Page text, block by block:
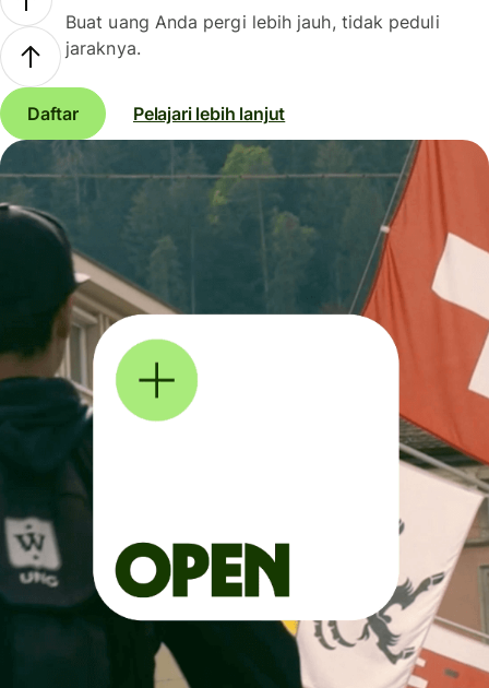
Buat uang Anda pergi lebih jauh, tidak peduli
jaraknya.
Daftar Pelajari lebih lanjut